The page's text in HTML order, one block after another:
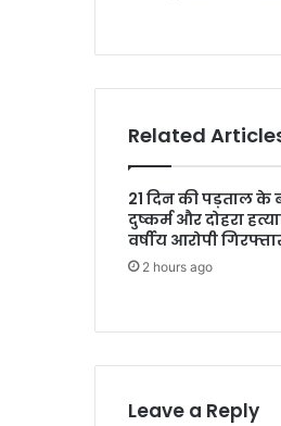
Related
21 दिन की पड़ताल के
दुष्कर्म और दोहरा
वर्षीय आरोपी
2 hours ago
Leave a Reply